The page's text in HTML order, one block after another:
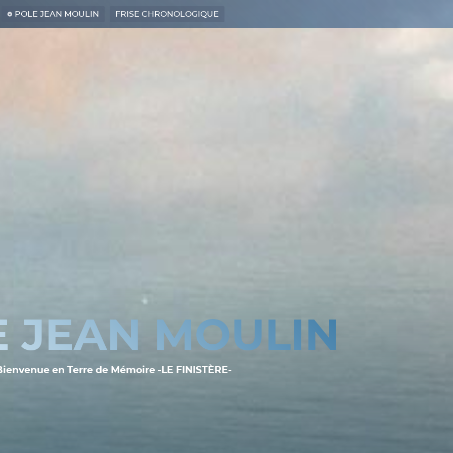
POLE JEAN MOULIN FRISE CHRONOLOGIQUE
JEAN MOULIN
en Terre de Mémoire -LE FINISTÈRE-